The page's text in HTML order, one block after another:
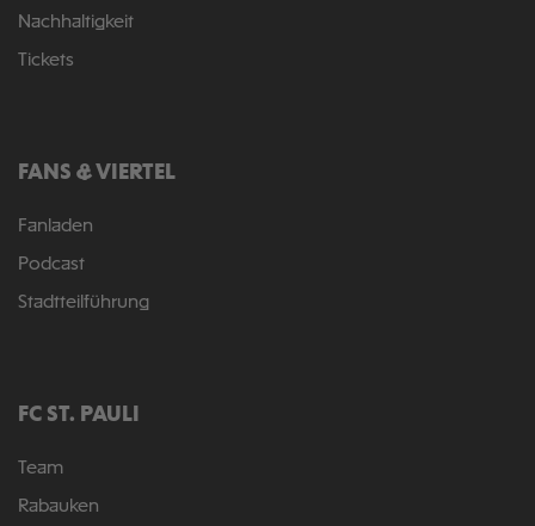
Nachhaltigkeit
Tickets
FANS & VIERTEL
Fanladen
Podcast
Stadtteilführung
FC ST. PAULI
Team
Rabauken